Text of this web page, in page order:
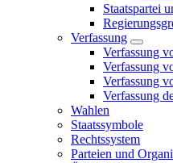
Staatspartei
Verfassung
Verfassung
Verfassung
Verfassung
Verfassung
Wahlen
Staatssymbole
Rechtssystem
Parteien und